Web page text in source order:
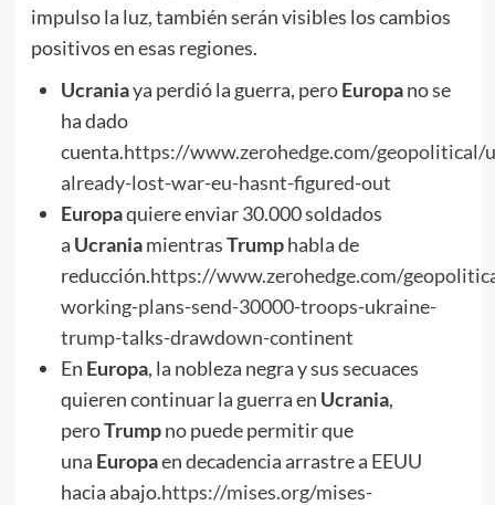
impulso la luz, también serán visibles los cambios
positivos en esas regiones.
Ucraniaya perdió la guerra, peroEuropano se
ha dado
cuenta.https://www.zerohedge.com/geopolitical/
already-lost-war-eu-hasnt-figured-out
Europaquiere enviar 30.000 soldados
a UcraniamientrasTrumphabla de
reducción.https://www.zerohedge.com/
working-plans-send-30000-troops-ukraine-
trump-talks-drawdown-continent
En Europa, la nobleza negra y sus secuaces
quieren continuar la guerra en Ucrania,
peroTrumpno puede permitir que
una Europaen decadencia arrastre a EEUU
hacia abajo.https://mises.org/mises-